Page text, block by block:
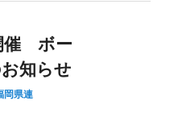
催 ボー
知らせ
岡県連